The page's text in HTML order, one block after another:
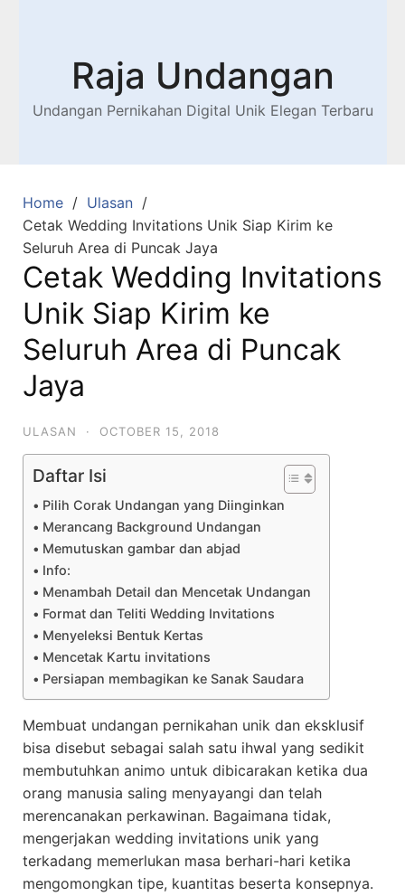
Raja Undangan
Undangan Pernikahan Digital Unik Elegan Terbaru
Home
Ulasan
Cetak Wedding Invitations Unik Siap Kirim ke
Seluruh Area di Puncak Jaya
Cetak Wedding Invitations
Unik Siap Kirim ke
Seluruh Area di Puncak
Jaya
ULASAN · OCTOBER 15, 2018
Daftar Isi
Pilih Corak Undangan yang Diinginkan
Merancang Background Undangan
Memutuskan gambar dan abjad
Info:
Menambah Detail dan Mencetak Undangan
Format dan Teliti Wedding Invitations
Menyeleksi Bentuk Kertas
Mencetak Kartu invitations
Persiapan membagikan ke Sanak Saudara
Membuat undangan pernikahan unik dan eksklusif
bisa disebut sebagai salah satu ihwal yang sedikit
membutuhkan animo untuk dibicarakan ketika dua
orang manusia saling menyayangi dan telah
merencanakan perkawinan. Bagaimana tidak,
mengerjakan wedding invitations unik yang
terkadang memerlukan masa berhari-hari ketika
mengomongkan tipe, kuantitas beserta konsepnya.